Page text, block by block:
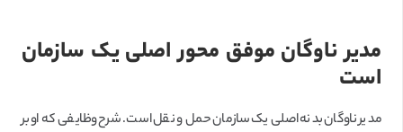
مدیر ناوگان موفق محور اصلی یک سازمان
است
مدیر ناوگان بدنه اصلی یک سازمان حمل و نقل است. شرح وظایفی که او بر